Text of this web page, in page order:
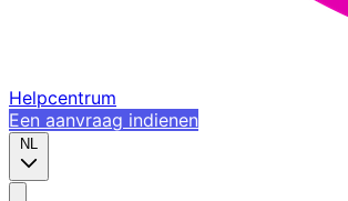
Helpcentrum
Een aanvraag indienen
NL